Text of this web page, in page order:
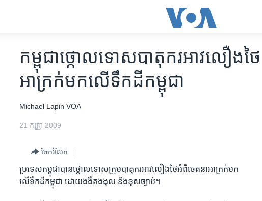
កម្ពុជាថ្កោលទោសបាតុករអាវលឿងថ
អាក្រក់មកលើទឹកដីកម្ពុជា
Michael Lapin VOA
21 កញ្ញា 2009
ចែករំលែក
ប្រទេសកម្ពុជាបានថ្កោលទោសក្រុមបាតុករអាវលឿងថៃអំពីចេតនាអាក្រក់មក
លើទឹកដីកម្ពុជា ដោយងងឹតងងុល និងខុសច្បាប់។